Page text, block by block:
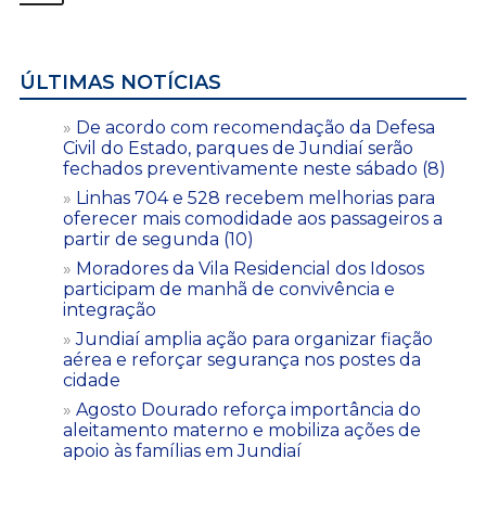
ÚLTIMAS NOTÍCIAS
De acordo com recomendação da Defesa
Civil do Estado, parques de Jundiaí serão
fechados preventivamente neste sábado (8)
Linhas 704 e 528 recebem melhorias para
oferecer mais comodidade aos passageiros a
partir de segunda (10)
Moradores da Vila Residencial dos Idosos
participam de manhã de convivência e
integração
Jundiaí amplia ação para organizar fiação
aérea e reforçar segurança nos postes da
cidade
Agosto Dourado reforça importância do
aleitamento materno e mobiliza ações de
apoio às famílias em Jundiaí